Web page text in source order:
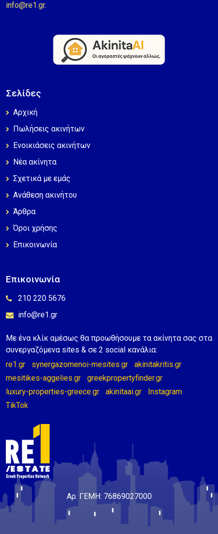
info@re1.gr.
Σελίδες
Αρχική
Πωλήσεις ακινήτων
Ενοικιάσεις ακινήτων
Νέα ακίνητα
Σχετικά με εμάς
Ανάθεση ακινήτου
Άρθρα
Όροι χρήσης
Επικοινωνία
Επικοινωνία
210 220 5676
info@re1.gr
Με ένα κλίκ αμέσως θα προωθήσουμε τα ακίνητα σας στα
συνεργαζόμενα sites & σε 2 social κανάλια:
re1.gr
synergazomenoi-mesites.gr
akinitakritis.gr
mesitikes-aggelies.gr
greekpropertyfinder.gr
luxury-properties-greece.gr
akinitaai.gr
Instagram
TikTok
Αρ. ΓΕΜΗ: 76869027000